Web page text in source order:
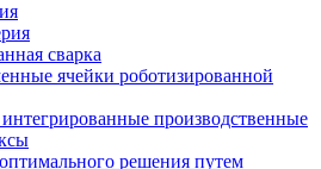
сварка
ячейки роботизированной
производственные
решения путем